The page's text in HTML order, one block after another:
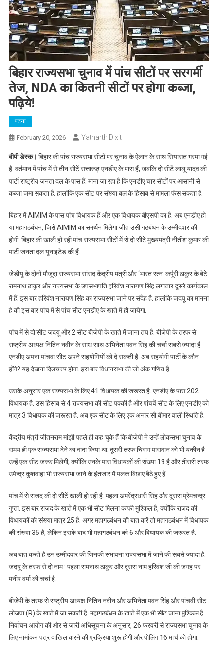
बिहार राज्यसभा चुनाव में पांच सीटों पर सरगर्मी
तेज, NDA का कितनी सीटों पर होगा कब्जा,
पढ़िये!
पटना
February 20, 2026 Yatharth Dixit
बीपी डेस्क। बिहार की पांच राज्यसभा सीटों पर चुनाव के ऐलान के साथ सियासत गरमा गई
है. वर्तमान में पांच में से तीन सीटें सत्तारूढ़ एनडीए के पास हैं, जबकि दो सीटें लालू यादव की
पार्टी राष्ट्रीय जनता दल के पास हैं. माना जा रहा है कि एनडीए चार सीटों पर आसानी से
कब्जा जमा सकता है. हालांकि एक सीट पर संख्या बल के हिसाब से मामला फंस सकता है.
बिहार में AIMIM के पास पांच विधायक हैं और एक विधायक बीएसपी का है. अब एनडीए हो
या महागठबंधन, जिसे AIMIM का समर्थन मिलेगा जीत उसी गठबंधन के उम्मीदवार की
होगी. बिहार की खाली हो रही पांच राज्यसभा सीटों में से दो सीटें मुख्यमंत्री नीतीश कुमार की
पार्टी जनता दल यूनाइटेड की हैं.
जेडीयू के दोनों मौजूदा राज्यसभा सांसद केंद्रीय मंत्री और ‘भारत रत्न’ कर्पूरी ठाकुर के बेटे
रामनाथ ठाकुर और राज्यसभा के उपसभापति हरिवंश नारायण सिंह लगातार दूसरे कार्यकाल
में हैं. इस बार हरिवंश नारायण सिंह का राज्यसभा जाने पर संदेह है. हालांकि जदयू का मानना
है की इस बार पांच में से पांच सीट एनडीए के खाते में ही जायेगा.
पांच में से दो सीट जदयू और 2 सीट बीजेपी के खाते में जाना तय है. बीजेपी के तरफ से
राष्ट्रीय अध्यक्ष नितिन नवीन के साथ साथ अभिनेता पवन सिंह की चर्चा सबसे ज्यादा है.
एनडीए अपना पांचवा सीट अपने सहयोगियों को दे सकती है. अब सहयोगी पार्टी के कौन
होंगे? यह देखना दिलचस्प होगा. इस बार विधानसभा की जो अंक गणित है.
उसके अनुसार एक राज्यसभा के लिए 41 विधायक की जरूरत है. एनडीए के पास 202
विधायक है. उस हिसाब से 4 राज्यसभा की सीट पक्की है और पांचवें सीट के लिए एनडीए को
मात्र 3 विधायक की जरूरत है. अब एक सीट के लिए एक अनार सौ बीमार वाली स्थिति है.
केंद्रीय मंत्री जीतनराम मांझी पहले ही कह चुके हैं कि बीजेपी ने उन्हें लोकसभा चुनाव के
समय ही एक राज्यसभा देने का वादा किया था. दूसरी तरफ चिराग पासवान को भी यकीन है
उन्हें एक सीट जरूर मिलेगी, क्योंकि उनके पास विधायकों की संख्या 19 है और तीसरी तरफ
उपेन्द्र कुशवाहा भी राज्यसभा जाने के इंतजार में पलक बिछाए बैठे हुए हैं.
पांच में से राजद की दो सीटें खाली हो रही है. पहला अमरेंद्रधारी सिंह और दूसरा प्रेमचन्द्र
गुप्ता. इस बार राजद के खाते में एक भी सीट मिलना काफी मुश्किल है, क्योंकि राजद की
विधायकों की संख्या मात्र 25 है. अगर महागठबंधन की बात करें तो महागठबंधन में विधायक
की संख्या 35 है, लेकिन इसके बाद भी महागठबंधन को 6 और विधायक की जरूरत है.
अब बात करते है उन उम्मीदवार की जिनकी संभावना राज्यसभा में जाने की सबसे ज्यादा है.
जदयू के तरफ से दो नाम : पहला रामनाथ ठाकुर और दूसरा नाम हरिवंश जी की जगह पर
मनीष वर्मा की चर्चा है.
बीजेपी के तरफ से राष्ट्रीय अध्यक्ष नितिन नवीन और अभिनेता पवन सिंह और पांचवी सीट
लोजपा (R) के खाते में जा सकती है. महागठबंधन के खाते में एक भी सीट जाना मुश्किल है.
निर्वाचन आयोग की ओर से जारी अधिसूचना के अनुसार, 26 फरवरी से राज्यसभा चुनाव के
लिए नामांकन पत्र दाखिल करने की प्रक्रिया शुरू होगी और पोलिंग 16 मार्च को होगा.